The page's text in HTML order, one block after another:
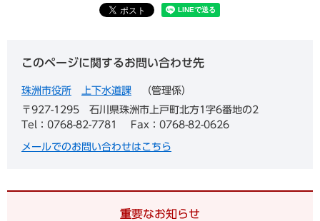
このページに関するお問い合わせ先
珠洲市役所 上下水道課
管理係
〒927-1295
石川県珠洲市上戸町北方1字6番地の2
Tel：0768-82-7781
Fax：0768-82-0626
メールでのお問い合わせはこちら
重要なお知らせ